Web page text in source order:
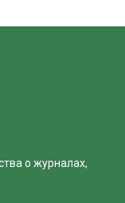
о журналах,